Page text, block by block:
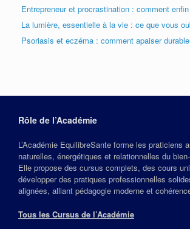
Entrepreneur et procrastination : comment
La lumière, essentielle à la vie : ce que vous
Psoriasis et eczéma : comment apaiser
Rôle de l’Académie
L’Académie EquilibreSante forme les praticiens
naturelles, énergétiques et relationnelles du
Elle propose des cursus complets, des cours
développer des pratiques professionnelles
alignées, alliant pédagogie moderne et
Tous les Cursus de l’Académie